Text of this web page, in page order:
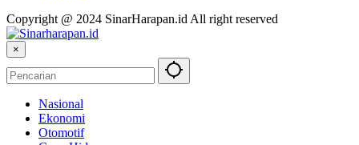
Copyright @ 2024 SinarHarapan.id All right reserved
×
Nasional
Ekonomi
Otomotif